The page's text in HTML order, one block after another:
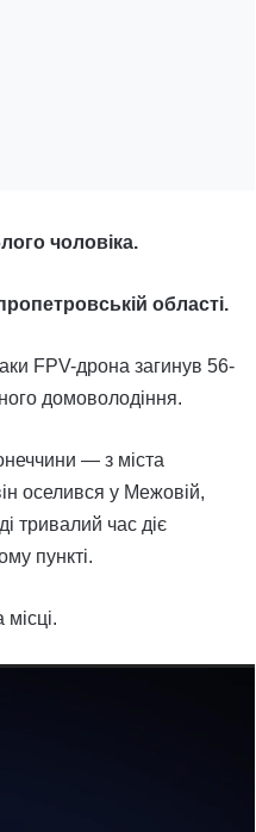
чоловіка.
області.
FPV-дрона загинув 56-
домоволодіння.
— з міста
оселився у Межовій,
тривалий час діє
пункті.